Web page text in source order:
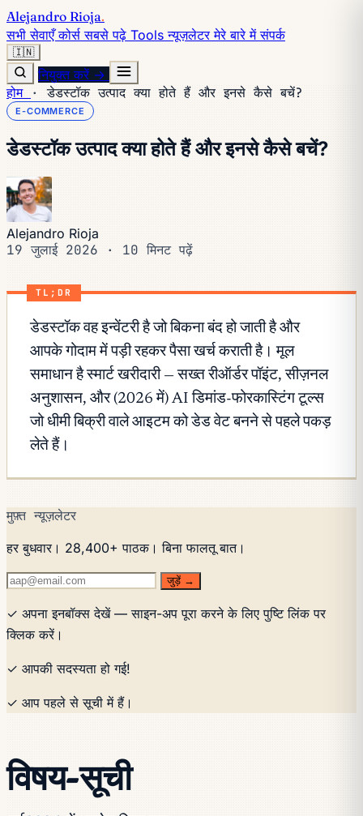
Alejandro Rioja.
सभी सेवाएँकोर्ससबसे पढ़े Toolsन्यूज़लेटरमेरे बारे मेंसंपर्क
🇮🇳
नियुक्त करें →
होम · डेडस्टॉक उत्पाद क्या होते हैं और इनसे कैसे बचें?
E-COMMERCE
डेडस्टॉक उत्पाद क्या होते हैं और इनसे कैसे बचें?
Alejandro Rioja
19 जुलाई 2026 · 10 मिनट पढ़ें
TL;DR
डेडस्टॉक वह इन्वेंटरी है जो बिकना बंद हो जाती है और
आपके गोदाम में पड़ी रहकर पैसा खर्च कराती है। मूल
समाधान है स्मार्ट खरीदारी — सख्त रीऑर्डर पॉइंट, सीज़नल
अनुशासन, और (2026 में) AI डिमांड-फोरकास्टिंग टूल्स
जो धीमी बिक्री वाले आइटम को डेड वेट बनने से पहले पकड़
लेते हैं।
मुफ़्त न्यूज़लेटर
हर बुधवार। 28,400+ पाठक। बिना फालतू बात।
जुड़ें →
✓ अपना इनबॉक्स देखें — साइन-अप पूरा करने के लिए पुष्टि लिंक पर
क्लिक करें।
✓ आपकी सदस्यता हो गई!
✓ आप पहले से सूची में हैं।
विषय-सूची